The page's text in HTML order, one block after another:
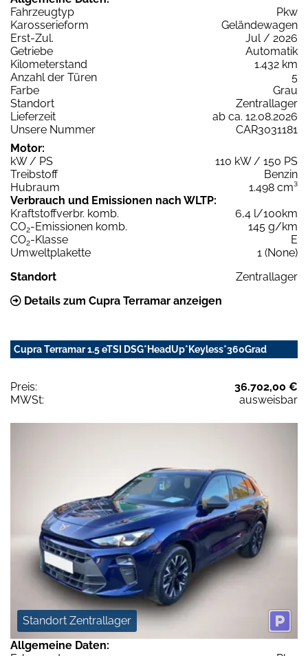
Fahrzeugtyp
Pkw
Karosserieform
Geländewagen
Erst-Zul.
Jul / 2026
Getriebe
Automatik
Kilometerstand
1.432 km
Anzahl der Türen
5
Farbe
Grau
Standort
Zentrallager
Lieferzeit
ab ca. 12.08.2026
Unsere Nummer
CAR3031181
Motor:
kW / PS
110 kW / 150 PS
Treibstoff
Benzin
Hubraum
1.498 cm³
Verbrauch und Emissionen nach WLTP:
Kraftstoffverbr. komb.
6,4 l/100km
CO2-Emissionen komb.
145 g/km
CO2-Klasse
E
Umweltplakette
1 (None)
Standort
Zentrallager
Details zum Cupra Terramar anzeigen
Cupra Terramar 1.5 eTSI DSG*HeadUp*Keyless*360Grad
Preis:
36.702,00 €
MWSt:
ausweisbar
Standort Zentrallager
Allgemeine Daten: